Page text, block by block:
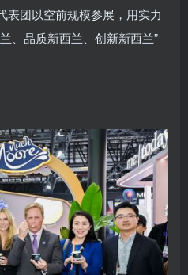
表团以空前规模参展，用实力
、品质新西兰、创新新西兰”